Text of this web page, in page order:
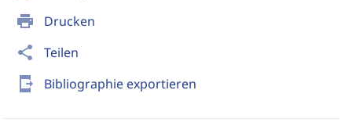
print Drucken
share Teilen
send_to_mobile Bibliographie exportieren